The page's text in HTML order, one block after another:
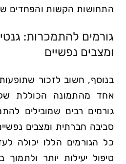
התחושות הקשות והפחדים
גורמים להתמכרות:
ומצבים נפשיים
בנוסף, חשוב לזכור
אחד מהתמונה הכוללת
גורמים רבים שמובילים
סביבה חברתית ומצבים
כל הגורמים הללו יכולה
טיפול יעילות יותר ולתמוך